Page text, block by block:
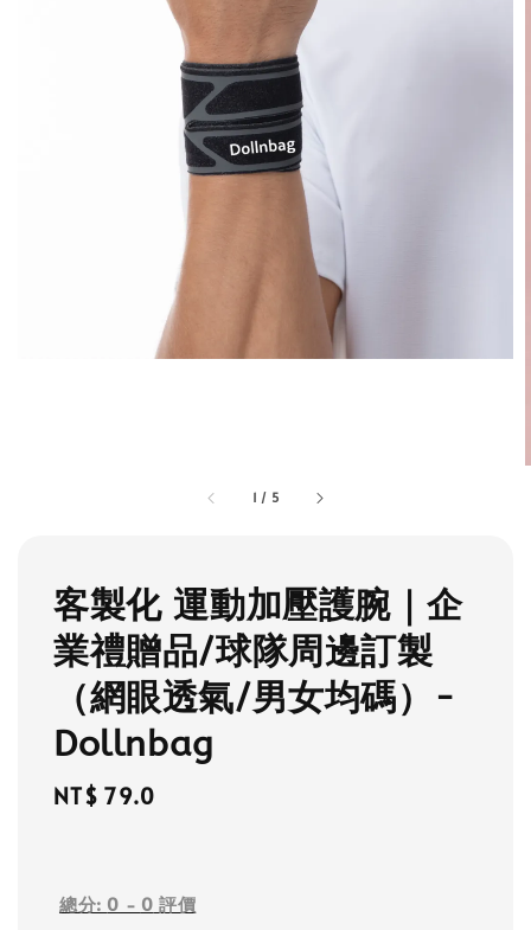
1 / 5
客製化 運動加壓護腕｜企
業禮贈品/球隊周邊訂製
（網眼透氣/男女均碼）-
Dollnbag
Regular
NT$ 79.0
總分: 0 - 0 評價